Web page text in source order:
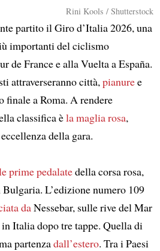
Rini Kools / Shutterstock
partito il Giro d’Italia 2026, una
importanti del ciclismo
de France e alla Vuelta a España.
attraverseranno città,pianuree
finale a Roma. A rendere
classifica èla maglia rosa,
della gara.
prime pedalatedella corsa rosa,
L’edizione numero 109
daNessebar, sulle rive del Mar
Italia dopo tre tappe. Quella di
partenzadall’estero. Tra i Paesi